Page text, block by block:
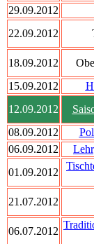
29.09.2012
22.09.2012
18.09.2012
15.09.2012
12.09.2012
08.09.2012
06.09.2012
01.09.2012
21.07.2012
06.07.2012